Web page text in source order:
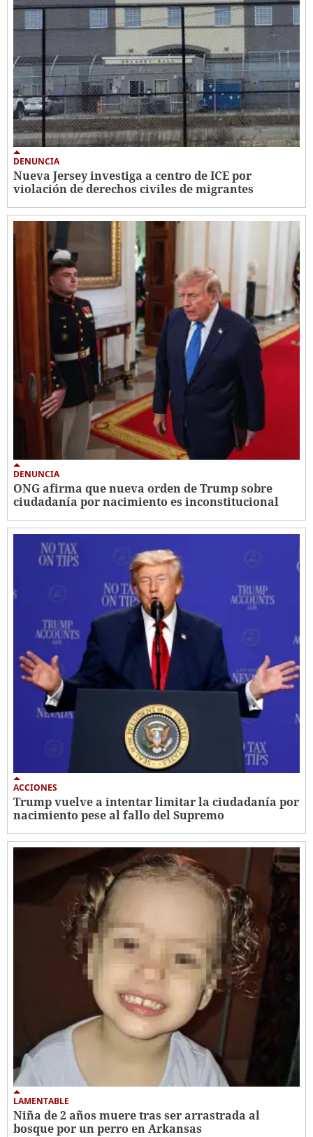
DENUNCIA
Nueva Jersey investiga a centro de ICE por
violación de derechos civiles de migrantes
DENUNCIA
ONG afirma que nueva orden de Trump sobre
ciudadanía por nacimiento es inconstitucional
ACCIONES
Trump vuelve a intentar limitar la ciudadanía por
nacimiento pese al fallo del Supremo
LAMENTABLE
Niña de 2 años muere tras ser arrastrada al
bosque por un perro en Arkansas